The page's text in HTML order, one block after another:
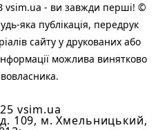
vsim.ua - ви завжди перші! ©
яка публiкацiя, передрук
сайту у друкованих або
можлива винятково
vsim.ua
109, м. Хмельницький,